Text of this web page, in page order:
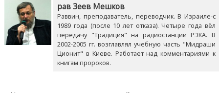
рав Зеев Мешков
Раввин, преподаватель, переводчик. В Израиле-с
1989 года (после 10 лет отказа). Четыре года вёл
передачу "Традиция" на радиостанции РЭКА. В
2002-2005 гг. возглавлял учебную часть "Мидраши
Ционит" в Киеве. Работает над комментариями к
книгам пророков.